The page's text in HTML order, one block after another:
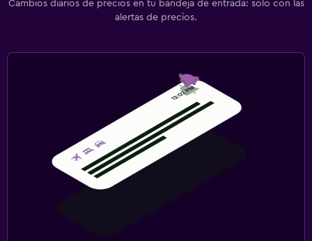
Cambios diarios de precios en tu bandeja de entrada: solo con las
alertas de precios.